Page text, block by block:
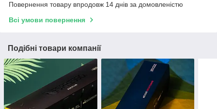
Повернення товару впродовж 14 днів за домовленістю
Всі умови повернення
Подібні товари компанії